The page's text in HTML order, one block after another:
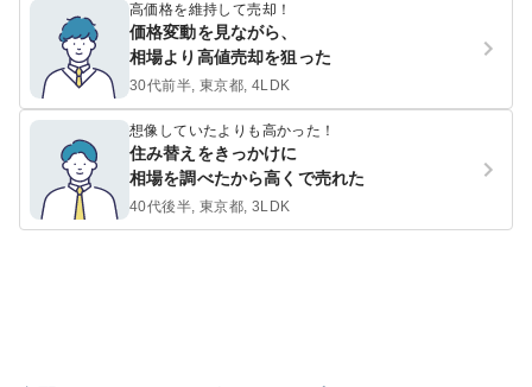
高価格を維持して売却！
価格変動を見ながら、
相場より高値売却を狙った
30代前半, 東京都, 4LDK
想像していたよりも高かった！
住み替えをきっかけに
相場を調べたから高くで売れた
40代後半, 東京都, 3LDK